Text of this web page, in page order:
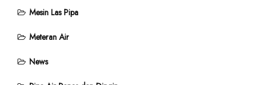
Mesin Las Pipa
Meteran Air
News